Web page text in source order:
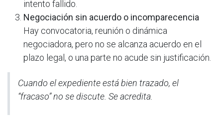
intento fallido.
Negociación sin acuerdo o incomparecencia
Hay convocatoria, reunión o dinámica
negociadora, pero no se alcanza acuerdo en el
plazo legal, o una parte no acude sin justificación.
Cuando el expediente está bien trazado, el
“fracaso” no se discute. Se acredita.